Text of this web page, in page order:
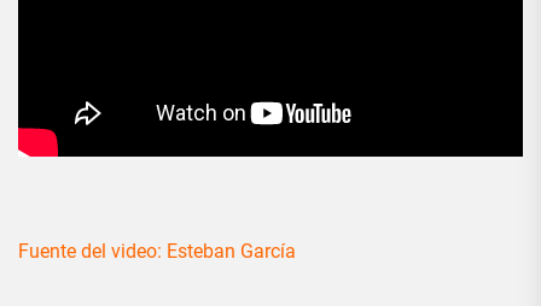
Fuente del video: Esteban García